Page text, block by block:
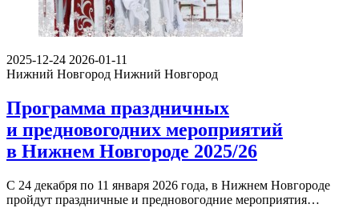
2025-12-24 2026-01-11
Нижний Новгород Нижний Новгород
Программа праздничных
и предновогодних мероприятий
в Нижнем Новгороде 2025/26
С 24 декабря по 11 января 2026 года, в Нижнем Новгороде
пройдут праздничные и предновогодние мероприятия…